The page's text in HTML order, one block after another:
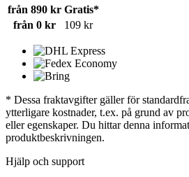
från 890 kr Gratis*
från 0 kr
109 kr
* Dessa fraktavgifter gäller för
ytterligare kostnader, t.ex. på grund av
eller egenskaper. Du hittar denna
produktbeskrivningen.
Hjälp och support